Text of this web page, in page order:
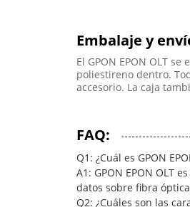
Embalaje y
El GPON EPON OLT
poliestireno dentro.
accesorio. La caja
FAQ:
Q1: ¿Cuál es GPON
A1: GPON EPON OLT
datos sobre fibra
Q2: ¿Cuáles son las